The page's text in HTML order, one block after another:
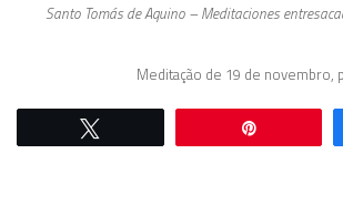
Santo Tomás de Aquino – Meditaciones
Meditação de 19 de novembro,